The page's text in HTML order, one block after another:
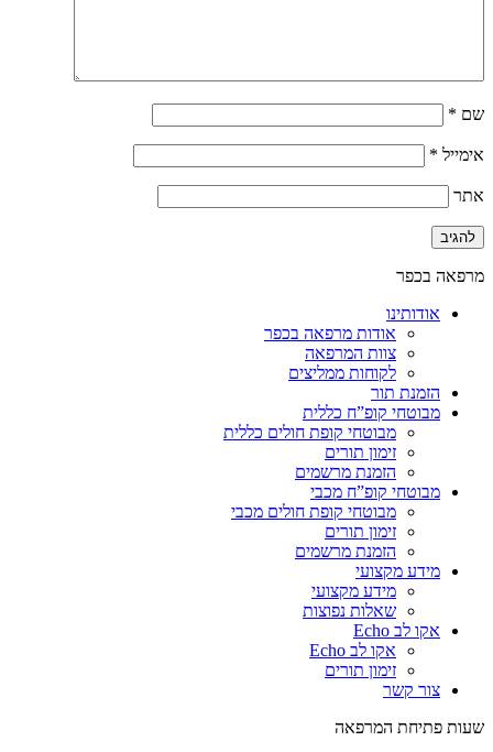
שם *
אימייל *
אתר
מרפאה בכפר
אודותינו
אודות מרפאה בכפר
צוות המרפאה
לקוחות ממליצים
הזמנת תור
מבוטחי קופ”ח כללית
מבוטחי קופת חולים כללית
זימון תורים
הזמנת מרשמים
מבוטחי קופ”ח מכבי
מבוטחי קופת חולים מכבי
זימון תורים
הזמנת מרשמים
מידע מקצועי
מידע מקצועי
שאלות נפוצות
אקו לב Echo
אקו לב Echo
זימון תורים
צור קשר
שעות פתיחת המרפאה